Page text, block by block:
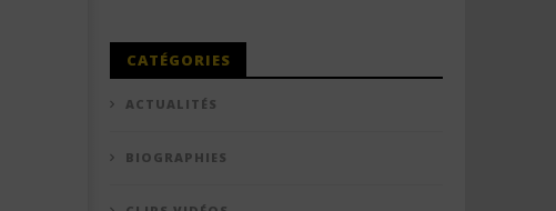
CATÉGORIES
ACTUALITÉS
BIOGRAPHIES